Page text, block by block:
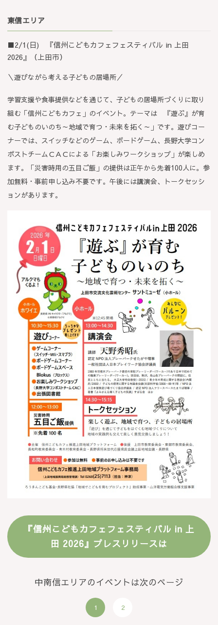
東信エリア
■2/1(日) 『信州こどもカフェフェスティバル in 上田
2026』（上田市）
＼遊びながら考える子どもの居場所／
学習支援や食事提供などを通じて、子どもの居場所づくりに取り
組む「信州こどもカフェ」のイベント。テーマは 『遊ぶ』が育
む子どものいのち～地域で育つ・未来を拓く～」です。遊びコー
ナーでは、スイッチなどのゲーム、ボードゲーム、長野大学コン
ポストチームＣＡＣによる「お楽しみワークショップ」が楽しめ
ます。「災害時用の五目ご飯」の提供は正午から先着100人に。参
加無料・事前申し込み不要です。午後には講演会、トークセッシ
ョンがあります。
『信州こどもカフェフェスティバル in 上
田 2026』プレスリリースは
中南信エリアのイベントは次のページ
1 2